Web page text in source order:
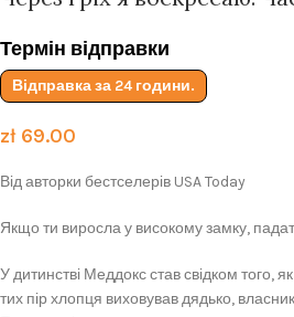
Термін відправки
Відправка за 24 години.
zł69.00
Від авторки бестселерів USA Today
Якщо ти виросла у високому замку,
У дитинстві Меддокс став свідком того,
тих пір хлопця виховував дядько,